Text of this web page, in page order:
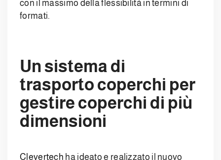
con il massimo della flessibilità in termini di
formati.
Un sistema di
trasporto coperchi per
gestire coperchi di più
dimensioni
Clevertech ha ideato e realizzato il nuovo